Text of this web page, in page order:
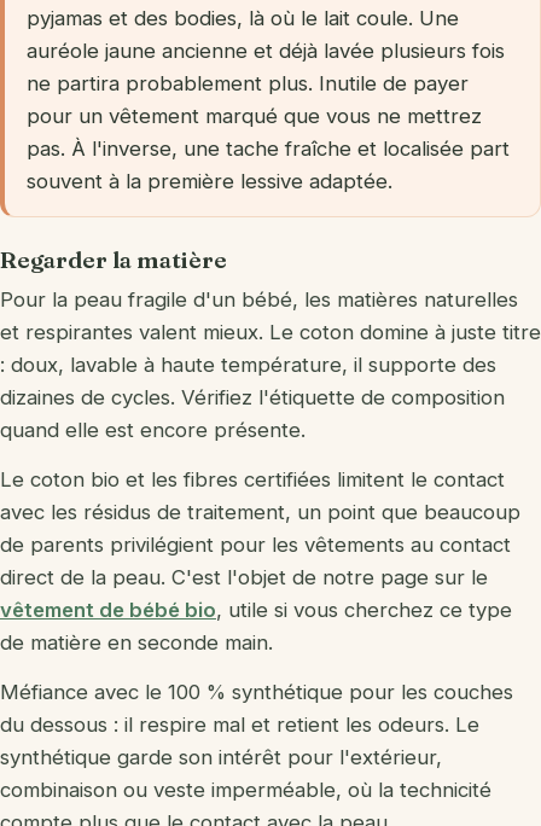
pyjamas et des bodies, là où le lait coule. Une
auréole jaune ancienne et déjà lavée plusieurs fois
ne partira probablement plus. Inutile de payer
pour un vêtement marqué que vous ne mettrez
pas. À l'inverse, une tache fraîche et localisée part
souvent à la première lessive adaptée.
Regarder la matière
Pour la peau fragile d'un bébé, les matières naturelles
et respirantes valent mieux. Le coton domine à juste titre
: doux, lavable à haute température, il supporte des
dizaines de cycles. Vérifiez l'étiquette de composition
quand elle est encore présente.
Le coton bio et les fibres certifiées limitent le contact
avec les résidus de traitement, un point que beaucoup
de parents privilégient pour les vêtements au contact
direct de la peau. C'est l'objet de notre page sur le
vêtement de bébé bio, utile si vous cherchez ce type
de matière en seconde main.
Méfiance avec le 100 % synthétique pour les couches
du dessous : il respire mal et retient les odeurs. Le
synthétique garde son intérêt pour l'extérieur,
combinaison ou veste imperméable, où la technicité